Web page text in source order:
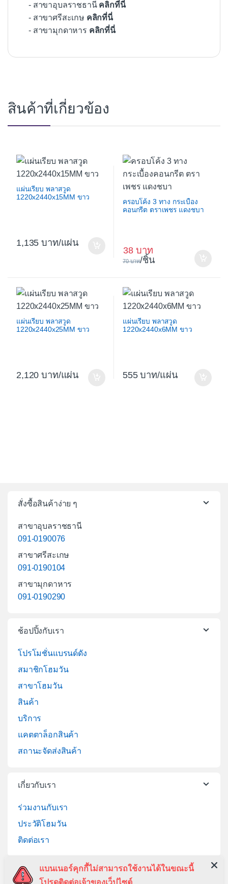
- สาขาอุบลราชธานี คลิกที่นี่
- สาขาศรีสะเกษ คลิกที่นี่
- สาขามุกดาหาร คลิกที่นี่
สินค้าที่เกี่ยวข้อง
แผ่นเรียบ พลาสวูด
1220x2440x15MM ขาว
1,135 /แผ่น
ครอบโค้ง 3 ทาง กระเบื้อง
คอนกรีต ตราเพชร แดงชบา
38
70 /ชิ้น
แผ่นเรียบ พลาสวูด
1220x2440x25MM ขาว
2,120 /แผ่น
แผ่นเรียบ พลาสวูด
1220x2440x6MM ขาว
555 /แผ่น
สั่งซื้อสินค้าง่าย ๆ
สาขาอุบลราชธานี
091-0190076
สาขาศรีสะเกษ
091-0190104
สาขามุกดาหาร
091-0190290
ช้อปปิ้งกับเรา
โปรโมชั่นแบรนด์ดัง
สมาชิกโฮมวัน
สาขาโฮมวัน
สินค้า
บริการ
แคตตาล็อกสินค้า
สถานะจัดส่งสินค้า
เกี่ยวกับเรา
ร่วมงานกับเรา
ประวัติโฮมวัน
ติดต่อเรา
ช่วยเหลือ
แบนเนอร์คุกกี้ไม่สามารถใช้งานได้ในขณะนี้
โปรดติดต่อเจ้าของเว็ปไซต์